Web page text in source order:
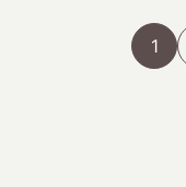
1